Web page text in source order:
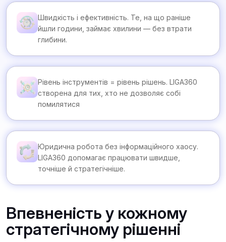
Швидкість і ефективність. Те, на що раніше
йшли години, займає хвилини — без втрати
глибини.
Рівень інструментів = рівень рішень. LIGA360
створена для тих, хто не дозволяє собі
помилятися
Юридична робота без інформаційного хаосу.
LIGA360 допомагає працювати швидше,
точніше й стратегічніше.
Впевненість у кожному
стратегічному рішенні